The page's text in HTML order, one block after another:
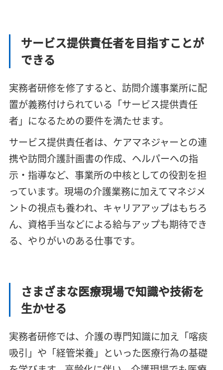
サービス提供責任者を目指すことが
できる
実務者研修を修了すると、訪問介護事業所に配
置が義務付けられている「サービス提供責任
者」になるための要件を満たせます。
サービス提供責任者は、ケアマネジャーとの連
携や訪問介護計画書の作成、ヘルパーへの指
示・指導など、事業所の中核としての役割を担
っています。現場の介護業務に加えてマネジメ
ントの視点も養われ、キャリアアップはもちろ
ん、資格手当などによる給与アップも期待でき
る、やりがいのある仕事です。
さまざまな医療現場で知識や技術を
生かせる
実務者研修では、介護の専門知識に加え「喀痰
吸引」や「経管栄養」といった医療行為の基礎